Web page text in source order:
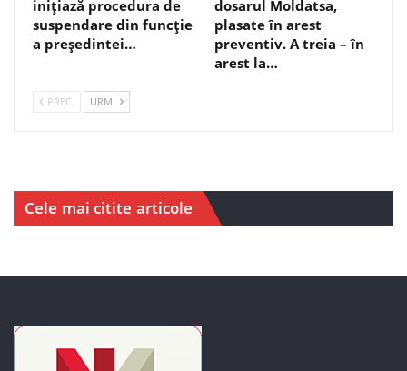
inițiază procedura de
suspendare din funcție
a președintei…
dosarul Moldatsa,
plasate în arest
preventiv. A treia – în
arest la…
PREC. URM.
Cele mai citite articole